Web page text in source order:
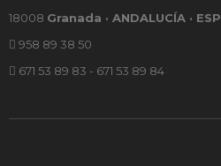
18008 Granada · ANDALUCÍA · ESP
958 89 38 50
671 53 89 83 - 671 53 89 84